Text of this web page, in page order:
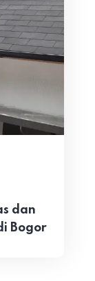
dan
Bogor